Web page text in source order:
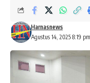
Agustus 14, 2025 8:19 pm
Harnasnews